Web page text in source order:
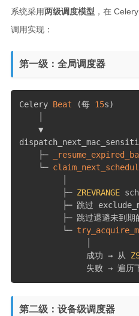
系统采用两级调度模型 ，在
调用实现：
第一级：全局调度器
Celery Beat (每 15s)
    ▼
    ├─
    └─
         ├─
ZREVRANGE
├─ 跳过
├─ 跳过退避未到
         └─
              成功 → 从
失败 → 遍历
第二级：设备级调度器